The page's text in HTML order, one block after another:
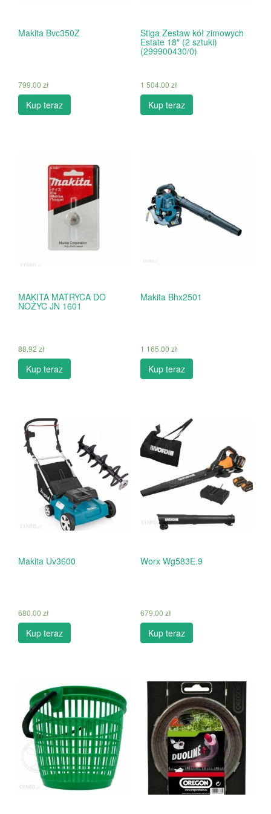
Makita Bvc350Z
799.00 zł
Kup teraz
Stiga Zestaw kół zimowych
Estate 18″ (2 sztuki)
(299900430/0)
1 504.00 zł
Kup teraz
MAKITA MATRYCA DO
NOŻYC JN 1601
88.92 zł
Kup teraz
Makita Bhx2501
1 165.00 zł
Kup teraz
Makita Uv3600
680.00 zł
Kup teraz
Worx Wg583E.9
679.00 zł
Kup teraz